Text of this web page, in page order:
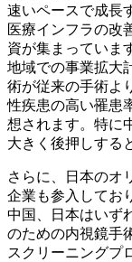
速いペースで成長
医療インフラの改
資が集まっていま
地域での事業拡大
術が従来の手術よ
性疾患の高い罹患
想されます。特に
大きく後押しする
さらに、日本のオ
企業も参入してお
中国、日本はいず
のための内視鏡手
スクリーニングプ